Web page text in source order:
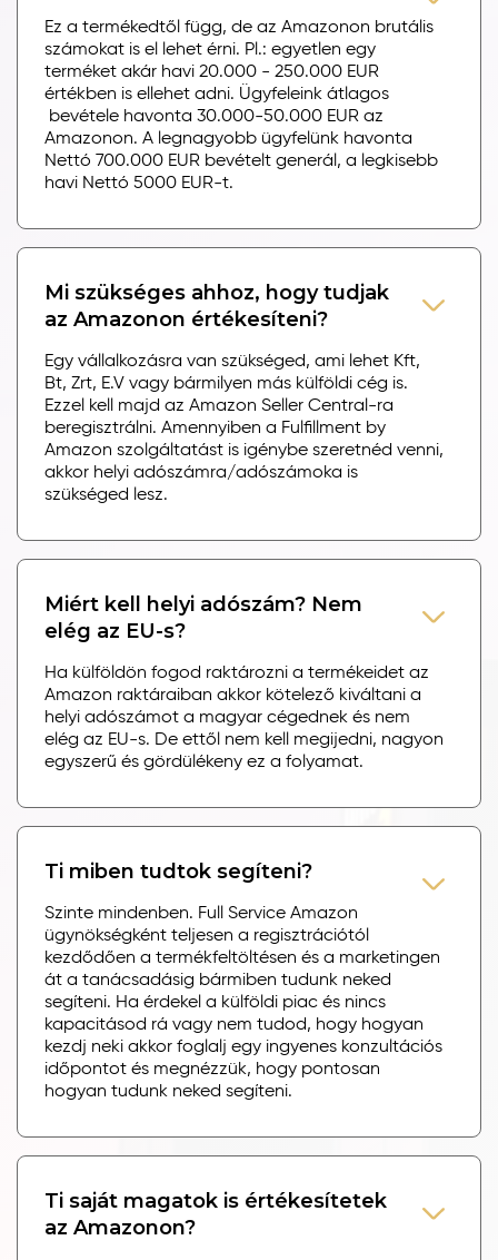
Ez a termékedtől függ, de az Amazonon brutális
számokat is el lehet érni. Pl.: egyetlen egy
terméket akár havi 20.000 - 250.000 EUR
értékben is ellehet adni. Ügyfeleink átlagos
bevétele havonta 30.000-50.000 EUR az
Amazonon. A legnagyobb ügyfelünk havonta
Nettó 700.000 EUR bevételt generál, a legkisebb
havi Nettó 5000 EUR-t.
Mi szükséges ahhoz, hogy tudjak
az Amazonon értékesíteni?
Egy vállalkozásra van szükséged, ami lehet Kft,
Bt, Zrt, E.V vagy bármilyen más külföldi cég is.
Ezzel kell majd az Amazon Seller Central-ra
beregisztrálni. Amennyiben a Fulfillment by
Amazon szolgáltatást is igénybe szeretnéd venni,
akkor helyi adószámra/adószámoka is
szükséged lesz.
Miért kell helyi adószám? Nem
elég az EU-s?
Ha külföldön fogod raktározni a termékeidet az
Amazon raktáraiban akkor kötelező kiváltani a
helyi adószámot a magyar cégednek és nem
elég az EU-s. De ettől nem kell megijedni, nagyon
egyszerű és gördülékeny ez a folyamat.
Ti miben tudtok segíteni?
Szinte mindenben. Full Service Amazon
ügynökségként teljesen a regisztrációtól
kezdődően a termékfeltöltésen és a marketingen
át a tanácsadásig bármiben tudunk neked
segíteni. Ha érdekel a külföldi piac és nincs
kapacitásod rá vagy nem tudod, hogy hogyan
kezdj neki akkor foglalj egy ingyenes konzultációs
időpontot és megnézzük, hogy pontosan
hogyan tudunk neked segíteni.
Ti saját magatok is értékesítetek
az Amazonon?